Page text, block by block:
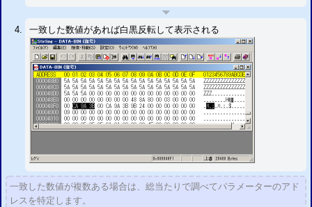
一致した数値があれば白黒反転して表示される
一致した数値が複数ある場合は、総当たりで調べてパラメーターのアド
レスを特定します。